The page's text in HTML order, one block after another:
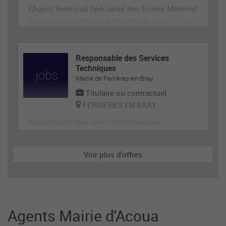
L'Agent Territorial Spécialisé des Ecoles Maternel
ux et le matériel servant directement aux enfant
s. En tant que membre de la communauté éduca
tive, il p
Responsable des Services
Techniques
Mairie de Ferrières-en-Bray
Titulaire ou contractuel
FERRIERES EN BRAY
Voir plus d'offres
Agents Mairie d'Acoua